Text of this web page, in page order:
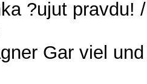
?ujut pravdu!
Gar viel